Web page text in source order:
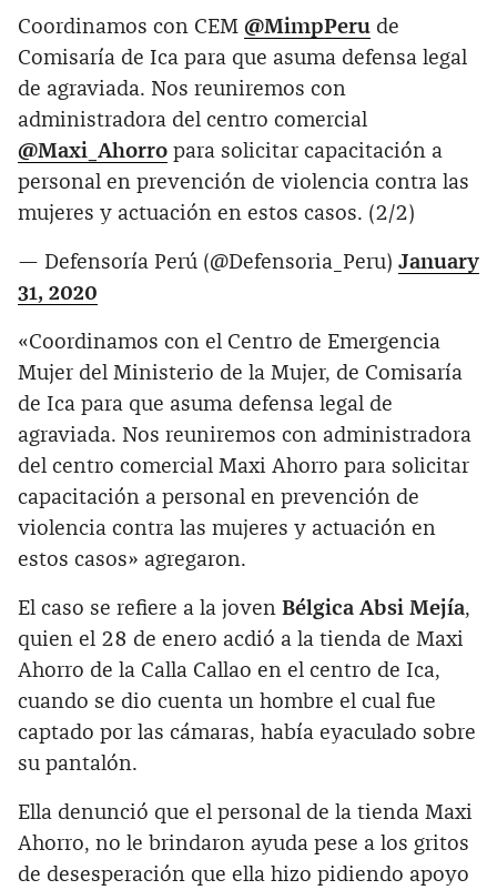
Coordinamos con CEM @MimpPeru de
Comisaría de Ica para que asuma defensa legal
de agraviada. Nos reuniremos con
administradora del centro comercial
@Maxi_Ahorro para solicitar capacitación a
personal en prevención de violencia contra las
mujeres y actuación en estos casos. (2/2)
— Defensoría Perú (@Defensoria_Peru) January
31, 2020
«Coordinamos con el Centro de Emergencia
Mujer del Ministerio de la Mujer, de Comisaría
de Ica para que asuma defensa legal de
agraviada. Nos reuniremos con administradora
del centro comercial Maxi Ahorro para solicitar
capacitación a personal en prevención de
violencia contra las mujeres y actuación en
estos casos» agregaron.
El caso se refiere a la joven Bélgica Absi Mejía,
quien el 28 de enero acdió a la tienda de Maxi
Ahorro de la Calla Callao en el centro de Ica,
cuando se dio cuenta un hombre el cual fue
captado por las cámaras, había eyaculado sobre
su pantalón.
Ella denunció que el personal de la tienda Maxi
Ahorro, no le brindaron ayuda pese a los gritos
de desesperación que ella hizo pidiendo apoyo